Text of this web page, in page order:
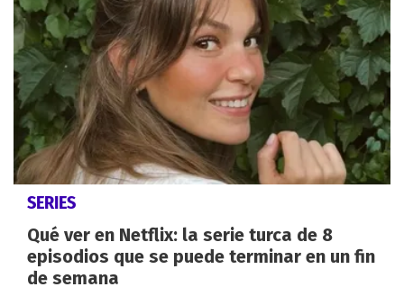
SERIES
Qué ver en Netflix: la serie turca de 8
episodios que se puede terminar en un fin
de semana